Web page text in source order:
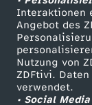
Interaktionen
Angebot des
Nutzung von
ZDFtivi.
verwendet.
• Social
d
i
e
Sendungen A-Z
TV-Programm